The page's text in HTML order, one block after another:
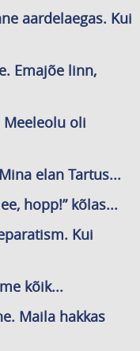
aardelaegas. Kui
Emajõe linn,
Meeleolu oli
elan Tartus...
hopp!” kõlas...
Kui
kõik...
Maila hakkas